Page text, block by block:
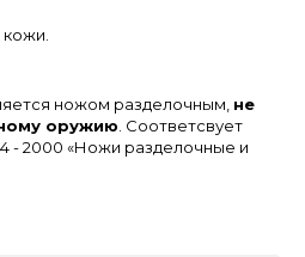
ножом разделочным, не
оружию . Соответсвует
- 2000 «Ножи разделочные и